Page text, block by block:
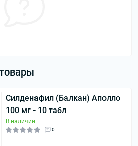
Силденафил (Балкан) Аполло
100 мг - 10 табл
В наличии
0